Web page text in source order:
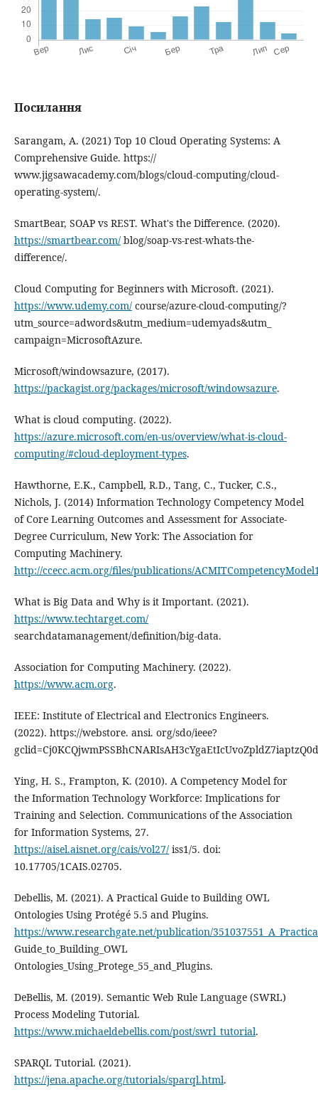
Посилання
Sarangam, A. (2021) Top 10 Cloud Operating Systems: A
Comprehensive Guide. https://
www.jigsawacademy.com/blogs/cloud-computing/cloud-
operating-system/.
SmartBear, SOAP vs REST. What's the Difference. (2020).
https://smartbear.com/blog/soap-vs-rest-whats-the-
difference/.
Cloud Computing for Beginners with Microsoft. (2021).
https://www.udemy.com/course/azure-cloud-computing/?
utm_source=adwords&utm_medium=udemyads&utm_
campaign=MicrosoftAzure.
Microsoft/windowsazure, (2017).
https://packagist.org/packages/microsoft/windowsazure.
What is cloud computing. (2022).
https://azure.microsoft.com/en-us/overview/what-is-cloud-
computing/#cloud-deployment-types.
Hawthorne, E.K., Campbell, R.D., Tang, C., Tucker, C.S.,
Nichols, J. (2014) Information Technology Competency Model
of Core Learning Outcomes and Assessment for Associate-
Degree Curriculum, New York: The Association for
Computing Machinery.
http://ccecc.acm.org/files/publications/
What is Big Data and Why is it Important. (2021).
https://www.techtarget.com/
searchdatamanagement/definition/big-data.
Association for Computing Machinery. (2022).
https://www.acm.org.
IEEE: Institute of Electrical and Electronics Engineers.
(2022). https://webstore. ansi. org/sdo/ieee?
Ying, H. S., Frampton, K. (2010). A Competency Model for
the Information Technology Workforce: Implications for
Training and Selection. Communications of the Association
for Information Systems, 27.
https://aisel.aisnet.org/cais/vol27/iss1/5. doi:
10.17705/1CAIS.02705.
Debellis, M. (2021). A Practical Guide to Building OWL
Ontologies Using Protégé 5.5 and Plugins.
https://www.researchgate.net/publication/
Guide_to_Building_OWL
Ontologies_Using_Protege_55_and_Plugins.
DeBellis, M. (2019). Semantic Web Rule Language (SWRL)
Process Modeling Tutorial.
https://www.michaeldebellis.com/post/swrl_tutorial.
SPARQL Tutorial. (2021).
https://jena.apache.org/tutorials/sparql.html.